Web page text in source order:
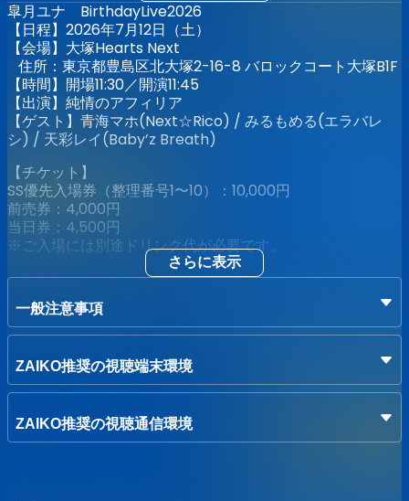
皐月ユナ BirthdayLive2026
【日程】2026年7月12日（土）
【会場】大塚Hearts Next
住所：東京都豊島区北大塚2-16-8 バロックコート大塚B1F
【時間】開場11:30／開演11:45
【出演】純情のアフィリア
【ゲスト】青海マホ(Next☆Rico) / みるもめる(エラバレ
シ) / 天彩レイ(Baby’z Breath)
【チケット】
SS優先入場券（整理番号1〜10）：10,000円
前売券：4,000円
当日券：4,500円
※ご入場には別途ドリンク代が必要です。
【配信】
定点配信チケット：1,000円
※アーカイブは7/19 23:59までご覧いただけます
2026/6/4 22:00〜整理番号ランダムにて販売開始
https://standup.zaiko.io/item/382430
【受注生産限定GOODS!!】
・皐月ユナ マイクロファイバータオル
さらに表示
一般注意事項
ZAIKO推奨の視聴端末環境
ZAIKO推奨の視聴通信環境